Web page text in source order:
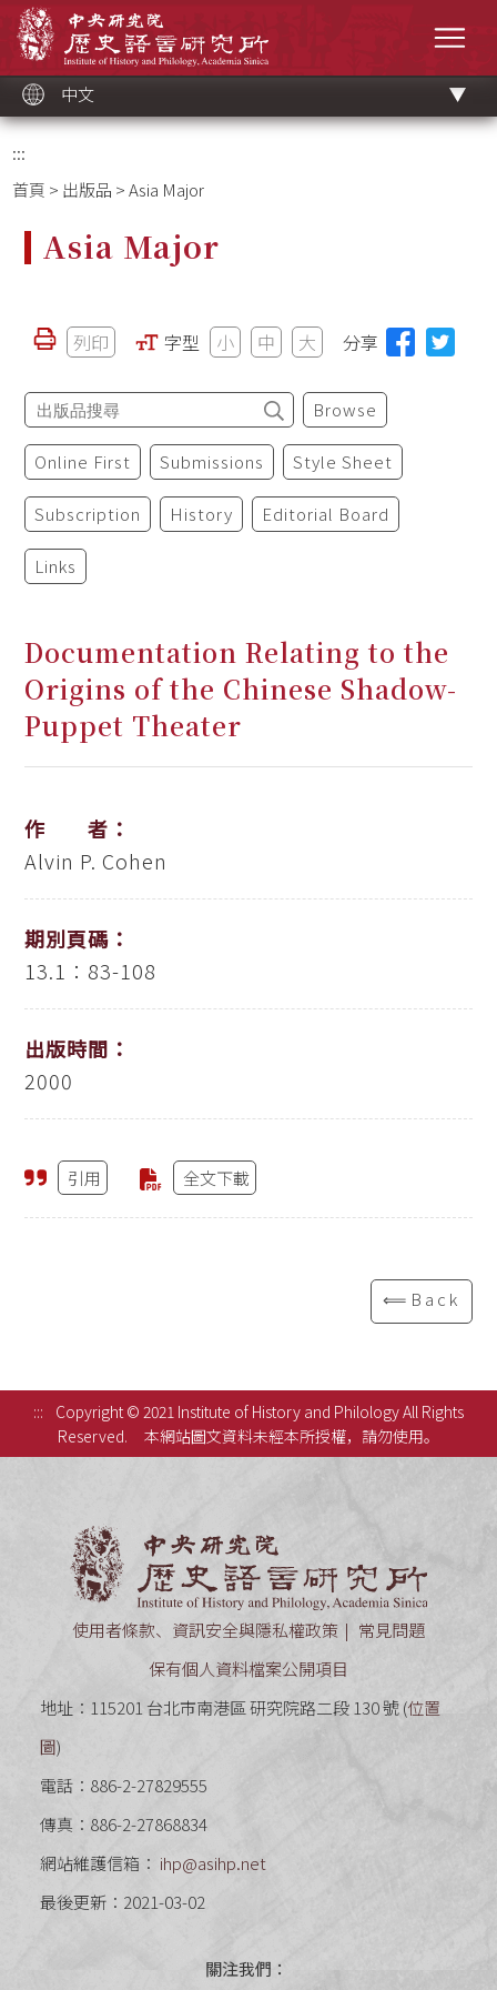
中文
:::
首頁 > 出版品 > Asia Major
Asia Major
列印 字型 小 中 大 分享
Browse
Online First Submissions Style Sheet
Subscription History Editorial Board
Links
Documentation Relating to the
Origins of the Chinese Shadow-
Puppet Theater
作 者：
Alvin P. Cohen
期別頁碼：
13.1：83-108
出版時間：
2000
引用 全文下載
⟸Back
:::
Copyright © 2021 Institute of History and Philology All Rights
Reserved.
本網站圖文資料未經本所授權，請勿使用。
使用者條款、資訊安全與隱私權政策
常見問題
保有個人資料檔案公開項目
地址：115201 台北市南港區 研究院路二段 130 號 (位置
圖)
電話：886-2-27829555
傳真：886-2-27868834
網站維護信箱： ihp@asihp.net
最後更新：2021-03-02
關注我們：